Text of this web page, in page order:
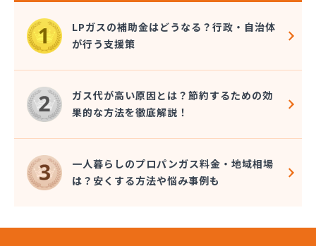
LPガスの補助金はどうなる？行政・自治体
が行う支援策
ガス代が高い原因とは？節約するための効
果的な方法を徹底解説！
一人暮らしのプロパンガス料金・地域相場
は？安くする方法や悩み事例も